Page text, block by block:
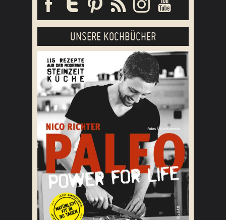
UNSERE KOCHBÜCHER